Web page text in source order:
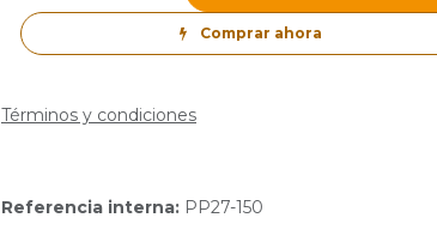
Comprar ahora
Términos y condiciones
Referencia interna: PP27-150